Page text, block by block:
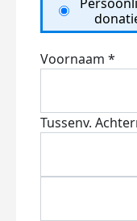
Voornaam *
Tussenv.